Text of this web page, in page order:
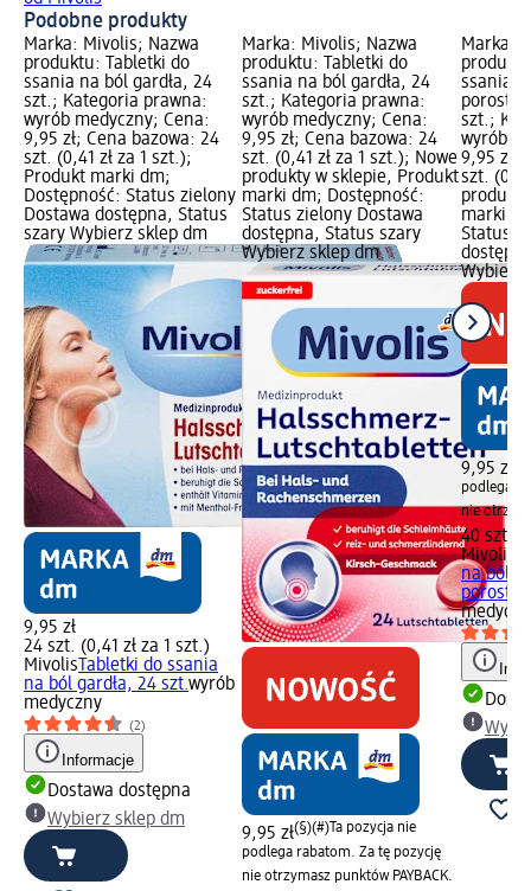
Podobne produkty
Marka: Mivolis; Nazwa
produktu: Tabletki do
ssania na ból gardła, 24
szt.; Kategoria prawna:
wyrób medyczny; Cena:
9,95 zł; Cena bazowa: 24
szt. (0,41 zł za 1 szt.);
Produkt marki dm;
Dostępność: Status zielony
Dostawa dostępna, Status
szary Wybierz sklep dm
9,95 zł
24 szt. (0,41 zł za 1 szt.)
Mivolis Tabletki do ssania
na ból gardła, 24 szt.wyrób
medyczny
(2)
Informacje
Dostawa dostępna
Wybierz sklep dm
Marka: Mivolis; Nazwa
produktu: Tabletki do
ssania na ból gardła, 24
szt.; Kategoria prawna:
wyrób medyczny; Cena:
9,95 zł; Cena bazowa: 24
szt. (0,41 zł za 1 szt.); Nowe
produkty w sklepie, Produkt
marki dm; Dostępność:
Status zielony Dostawa
dostępna, Status szary
Wybierz sklep dm
9,95 zł(§)(#) Ta pozycja nie
podlega rabatom. Za tę pozycję
nie otrzymasz punktów PAYBACK.
Marka:
ssania
szt.;
wyrób
9,95 zł;
szt.
marki
Status
Wybierz
9,95 zł
podlega
nie
40 szt.
Mivolis
na ból